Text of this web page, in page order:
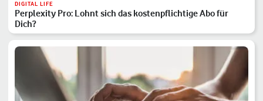
DIGITAL LIFE
Perplexity Pro: Lohnt sich das kostenpflichtige Abo für
Dich?